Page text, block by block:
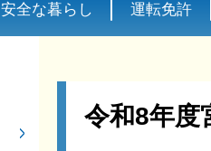
安全な暮らし 運転免許
令和8年度